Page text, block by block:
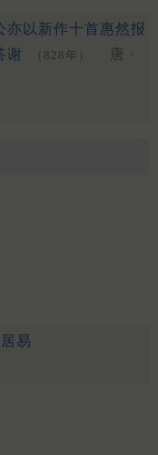
亦以新作十首惠然报
谢
（828年）
唐 ·
易